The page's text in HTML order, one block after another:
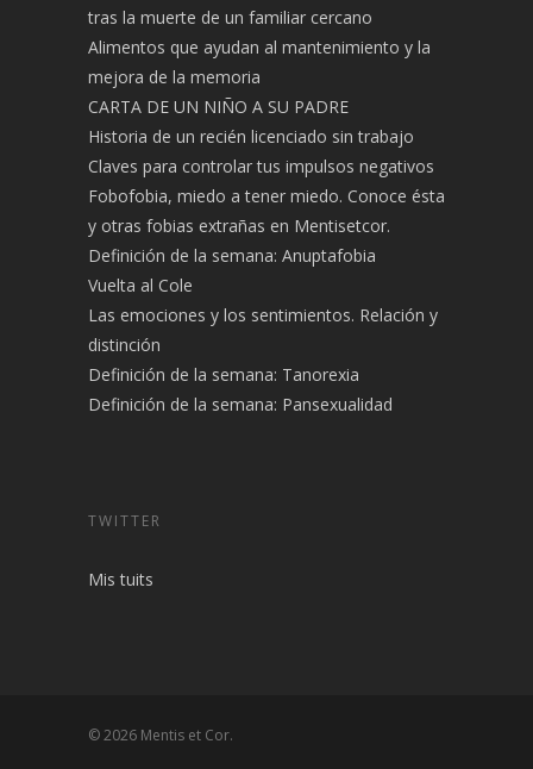
tras la muerte de un familiar cercano
Alimentos que ayudan al mantenimiento y la
mejora de la memoria
CARTA DE UN NIÑO A SU PADRE
Historia de un recién licenciado sin trabajo
Claves para controlar tus impulsos negativos
Fobofobia, miedo a tener miedo. Conoce ésta
y otras fobias extrañas en Mentisetcor.
Definición de la semana: Anuptafobia
Vuelta al Cole
Las emociones y los sentimientos. Relación y
distinción
Definición de la semana: Tanorexia
Definición de la semana: Pansexualidad
TWITTER
Mis tuits
© 2026 Mentis et Cor.